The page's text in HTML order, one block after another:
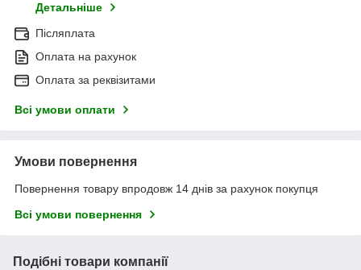
Детальніше
Післяплата
Оплата на рахунок
Оплата за реквізитами
Всі умови оплати
Умови повернення
Повернення товару впродовж 14 днів за рахунок покупця
Всі умови повернення
Подібні товари компанії